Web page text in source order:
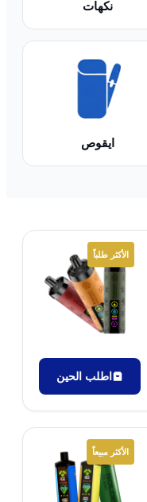
نكهات
ايقوص
الأكثر طلباً
اطلب الحين
الأكثر مبيعاً